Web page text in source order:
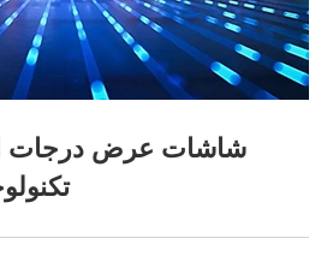
شاشات عرض درجات